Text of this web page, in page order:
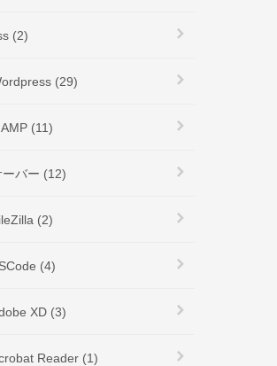
(2)
(29)
(11)
ーバー (12)
(2)
(4)
XD (3)
Reader (1)